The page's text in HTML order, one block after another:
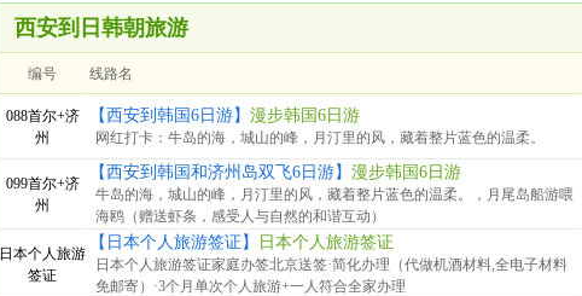
西安到日韩朝旅游
编号 线路名
088首尔+济
州
【西安到韩国6日游】 漫步韩国6日游
网红打卡：牛岛的海，城山的峰，月汀里的风，藏着整片蓝色的温柔。
099首尔+济
州
【西安到韩国和济州岛双飞6日游】 漫步韩国6日游
牛岛的海，城山的峰，月汀里的风，藏着整片蓝色的温柔。，月尾岛船游喂
海鸥（赠送虾条，感受人与自然的和谐互动）
日本个人旅游
签证
【日本个人旅游签证】 日本个人旅游签证
日本个人旅游签证家庭办签北京送签·简化办理（代做机酒材料,全电子材料
免邮寄）·3个月单次个人旅游+一人符合全家办理